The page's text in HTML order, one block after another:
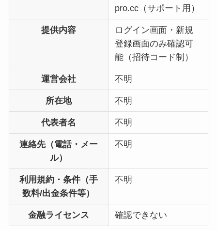
pro.cc（サポート用）
提供内容
ログイン画面・新規
登録画面のみ確認可
能（招待コード制）
運営会社 不明
所在地 不明
代表者名 不明
連絡先（電話・メー
ル）
不明
利用規約・条件（手
数料/出金条件等）
不明
金融ライセンス 確認できない